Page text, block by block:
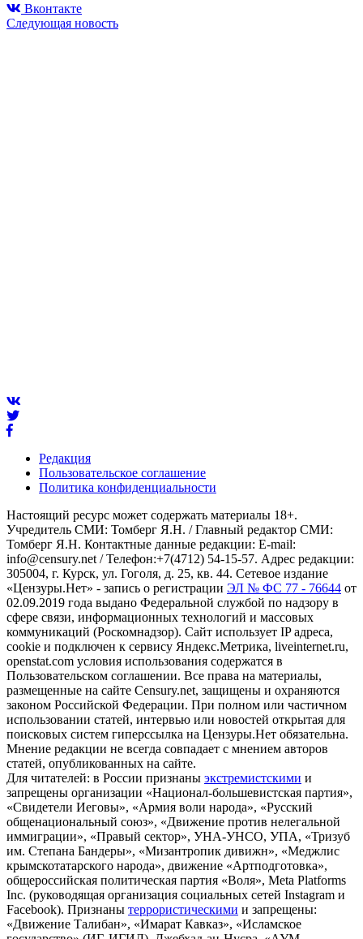
Вконтакте
Следующая новость
Редакция
Пользовательское соглашение
Политика конфиденциальности
Настоящий ресурс может содержать материалы 18+.
Учредитель СМИ: Томберг Я.Н. / Главный редактор СМИ:
Томберг Я.Н. Контактные данные редакции: E-mail:
info@censury.net / Телефон:+7(4712) 54-15-57. Адрес редакции:
305004, г. Курск, ул. Гоголя, д. 25, кв. 44. Сетевое издание
«Цензуры.Нет» - запись о регистрации ЭЛ № ФС 77 - 76644 от
02.09.2019 года выдано Федеральной службой по надзору в
сфере связи, информационных технологий и массовых
коммуникаций (Роскомнадзор). Сайт использует IP адреса,
cookie и подключен к сервису Яндекс.Метрика, liveinternet.ru,
openstat.com условия использования содержатся в
Пользовательском соглашении. Все права на материалы,
размещенные на сайте Censury.net, защищены и охраняются
законом Российской Федерации. При полном или частичном
использовании статей, интервью или новостей открытая для
поисковых систем гиперссылка на Цензуры.Нет обязательна.
Мнение редакции не всегда совпадает с мнением авторов
статей, опубликованных на сайте.
Для читателей: в России признаны экстремистскими и
запрещены организации «Национал-большевистская партия»,
«Свидетели Иеговы», «Армия воли народа», «Русский
общенациональный союз», «Движение против нелегальной
иммиграции», «Правый сектор», УНА-УНСО, УПА, «Тризуб
им. Степана Бандеры», «Мизантропик дивижн», «Меджлис
крымскотатарского народа», движение «Артподготовка»,
общероссийская политическая партия «Воля», Meta Platforms
Inc. (руководящая организация социальных сетей Instagram и
Facebook). Признаны террористическими и запрещены:
«Движение Талибан», «Имарат Кавказ», «Исламское